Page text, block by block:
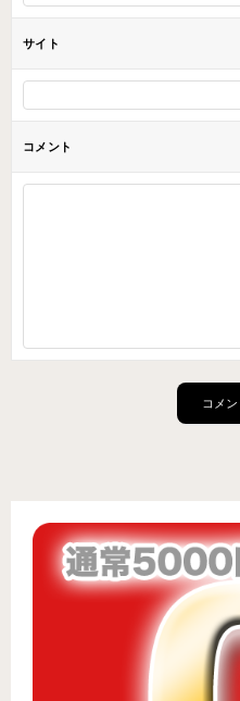
サイト
コメント